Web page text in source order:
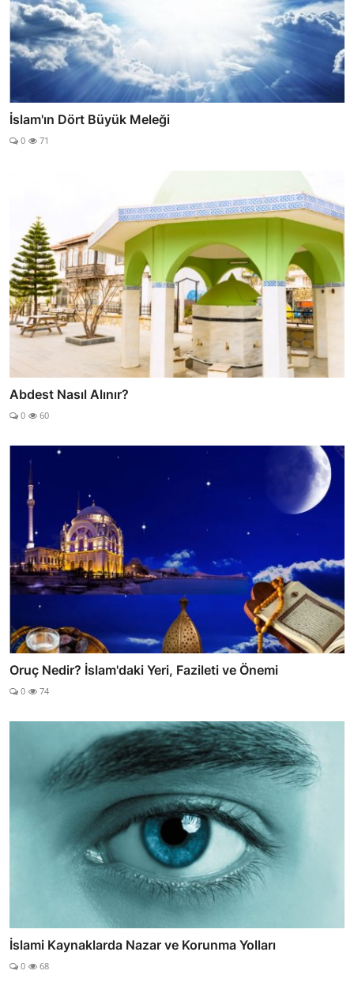
İslam'ın Dört Büyük Meleği
0 71
Abdest Nasıl Alınır?
0 60
Oruç Nedir? İslam'daki Yeri, Fazileti ve Önemi
0 74
İslami Kaynaklarda Nazar ve Korunma Yolları
0 68